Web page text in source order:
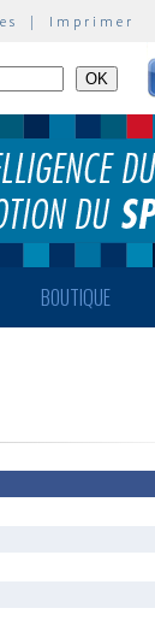
| Imprimer
BOUTIQUE